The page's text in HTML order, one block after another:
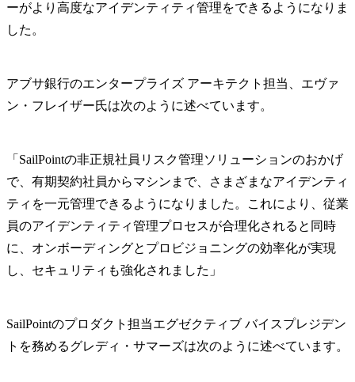
ーがより高度なアイデンティティ管理をできるようになりま
した。
アブサ銀行のエンタープライズ アーキテクト担当、エヴァ
ン・フレイザー氏は次のように述べています。
「SailPointの非正規社員リスク管理ソリューションのおかげ
で、有期契約社員からマシンまで、さまざまなアイデンティ
ティを一元管理できるようになりました。これにより、従業
員のアイデンティティ管理プロセスが合理化されると同時
に、オンボーディングとプロビジョニングの効率化が実現
し、セキュリティも強化されました」
SailPointのプロダクト担当エグゼクティブ バイスプレジデン
トを務めるグレディ・サマーズは次のように述べています。